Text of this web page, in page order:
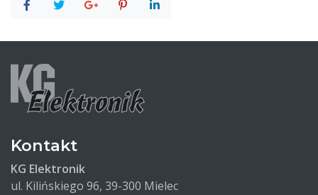
Kontakt
KG Elektronik
ul. Kilińskiego 96, 39-300 Mielec